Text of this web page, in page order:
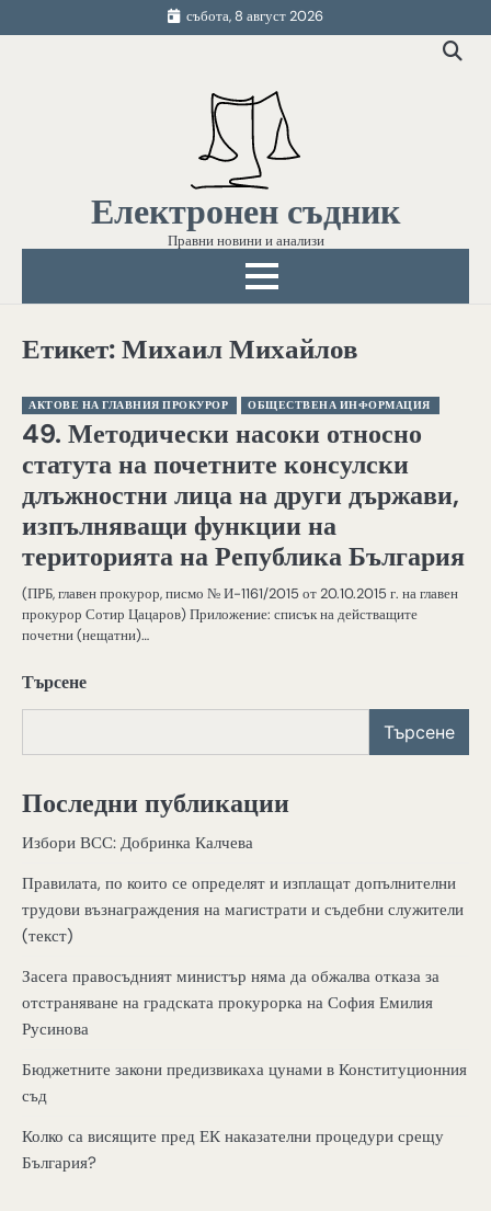
to
събота, 8 август 2026
Електронен съдник
Правни новини и анализи
Етикет:Михаил Михайлов
АКТОВЕ НА ГЛАВНИЯ ПРОКУРОР ОБЩЕСТВЕНА ИНФОРМАЦИЯ
49. Методически насоки относно
статута на почетните консулски
длъжностни лица на други държави,
изпълняващи функции на
територията на Република България
(ПРБ, главен прокурор, писмо № И-1161/2015 от 20.10.2015 г. на главен
прокурор Сотир Цацаров) Приложение: списък на действащите
почетни (нещатни)…
Търсене
Търсене
Последни публикации
Избори ВСС: Добринка Калчева
Правилата, по които се определят и изплащат допълнителни
трудови възнаграждения на магистрати и съдебни служители
(текст)
Засега правосъдният министър няма да обжалва отказа за
отстраняване на градската прокурорка на София Емилия
Русинова
Бюджетните закони предизвикаха цунами в Конституционния
съд
Колко са висящите пред ЕК наказателни процедури срещу
България?